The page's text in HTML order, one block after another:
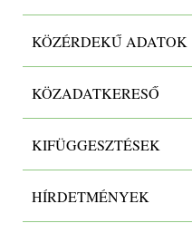
RészletekKÖZÉRDEKŰ ADATOK
KÖZADATKERESŐ
KIFÜGGESZTÉSEK
HÍRDETMÉNYEK